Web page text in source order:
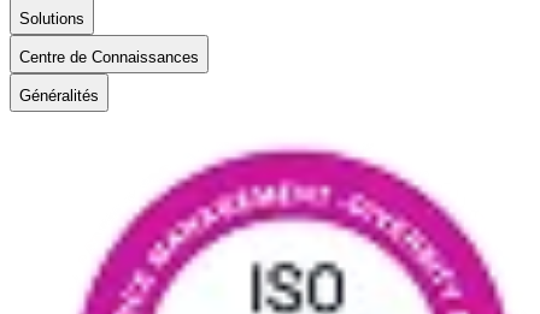
Solutions
Centre de Connaissances
Généralités